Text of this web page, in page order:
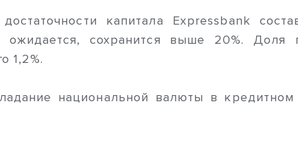
капитала Expressbank
сохранится выше 20%. Доля
1,2%.
национальной валюты в